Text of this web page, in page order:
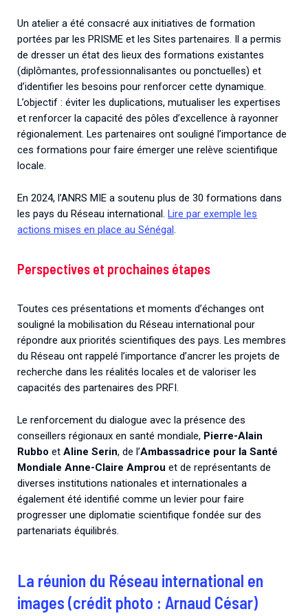
Un atelier a été consacré aux initiatives de formation
portées par les PRISME et les Sites partenaires. Il a permis
de dresser un état des lieux des formations existantes
(diplômantes, professionnalisantes ou ponctuelles) et
d’identifier les besoins pour renforcer cette dynamique.
L’objectif : éviter les duplications, mutualiser les expertises
et renforcer la capacité des pôles d’excellence à rayonner
régionalement. Les partenaires ont souligné l’importance de
ces formations pour faire émerger une relève scientifique
locale.
En 2024, l’ANRS MIE a soutenu plus de 30 formations dans
les pays du Réseau international. Lire par exemple les
actions mises en place au Sénégal
Perspectives et prochaines étapes
Toutes ces présentations et moments d’échanges ont
souligné la mobilisation du Réseau international pour
répondre aux priorités scientifiques des pays. Les membres
du Réseau ont rappelé l’importance d’ancrer les projets de
recherche dans les réalités locales et de valoriser les
capacités des partenaires des PRFI.
Le renforcement du dialogue avec la présence des
conseillers régionaux en santé mondiale, Pierre-Alain
Rubbo et Aline Serin, de l’Ambassadrice pour la Santé
Mondiale Anne-Claire Amprou et de représentants de
diverses institutions nationales et internationales a
également été identifié comme un levier pour faire
progresser une diplomatie scientifique fondée sur des
partenariats équilibrés.
La réunion du Réseau international en
images (crédit photo : Arnaud César)